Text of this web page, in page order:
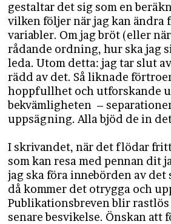
gestaltar det sig som en
vilken följer när jag kan ändra
variabler. Om jag bröt (eller
rådande ordning, hur ska jag
leda. Utom detta: jag tar slut
rädd av det. Så liknade
hoppfullhet och utforskande
bekvämligheten –
uppsägning. Alla bjöd de in
I skrivandet, när det flödar fritt
som kan resa med pennan dit
jag ska föra innebörden av
då kommer det otrygga och
Publikationsbreven blir
senare besvikelse. Önskan att